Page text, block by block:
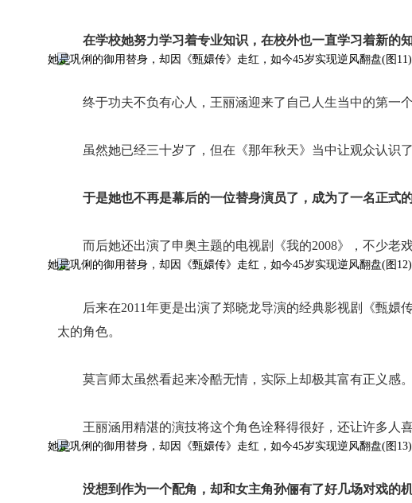
在学校她努力学习着专业知识，在校外也一直学习着新的知
终于功夫不负有心人，王丽涵迎来了自己人生当中的第一个
虽然她已经三十岁了，但在《那年秋天》当中让观众认识了
于是她也不再是幕后的一位替身演员了，成为了一名正式的
而后她还出演了申奥主题的电视剧《我的2008》，不少老
后来在2011年更是出演了郑晓龙导演的经典影视剧《甄嬛
太的角色。
莫言师太虽然看起来冷酷无情，实际上却极其富有正义感。
王丽涵用精湛的演技将这个角色诠释得很好，还让许多人
没想到作为一个配角，却和女主角孙俪有了好几场对戏的机